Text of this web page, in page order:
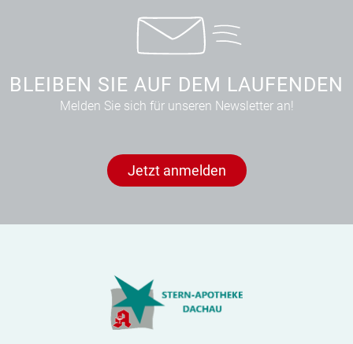
BLEIBEN SIE AUF DEM LAUFENDEN
Melden Sie sich für unseren Newsletter an!
Jetzt anmelden